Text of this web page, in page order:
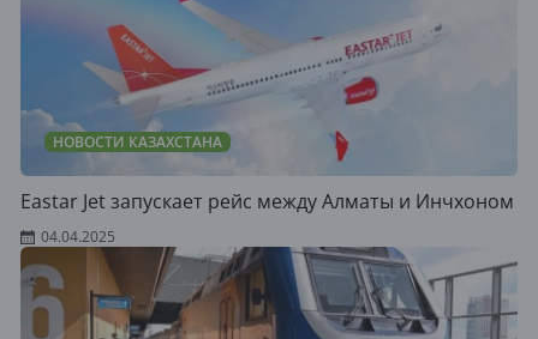
НОВОСТИ КАЗАХСТАНА
Eastar Jet запускает рейс между Алматы и Инчхоном
04.04.2025